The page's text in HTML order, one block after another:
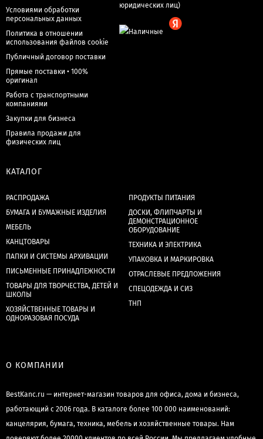
Условиями обработки
персональных данных
Политика в отношении
использования файлов cookie
Публичный договор поставки
Прямые поставки • 100%
оригинал
Работа с транспортными
компаниями
Закупки для бизнеса
Правила продажи для
физических лиц
КАТАЛОГ
РАСПРОДАЖА
БУМАГА И БУМАЖНЫЕ ИЗДЕЛИЯ
МЕБЕЛЬ
КАНЦТОВАРЫ
ПАПКИ И СИСТЕМЫ АРХИВАЦИИ
ПИСЬМЕННЫЕ ПРИНАДЛЕЖНОСТИ
ТОВАРЫ ДЛЯ ТВОРЧЕСТВА, ДЕТЕЙ И
ШКОЛЫ
ХОЗЯЙСТВЕННЫЕ ТОВАРЫ И
ОДНОРАЗОВАЯ ПОСУДА
ПРОДУКТЫ ПИТАНИЯ
ДОСКИ, ФЛИПЧАРТЫ И
ДЕМОНСТРАЦИОННОЕ
ОБОРУДОВАНИЕ
ТЕХНИКА И ЭЛЕКТРИКА
УПАКОВКА И МАРКИРОВКА
ОТРАСЛЕВЫЕ ПРЕДЛОЖЕНИЯ
СПЕЦОДЕЖДА И СИЗ
ТНП
О КОМПАНИИ
BestKanc.ru — интернет-магазин товаров для офиса, дома и бизнеса,
работающий с 2006 года. В каталоге более 100 000 наименований:
канцелярия, бумага, техника, мебель и хозяйственные товары. Нам